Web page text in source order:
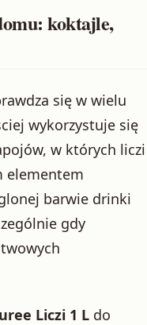
koktajle,
się w wielu
wykorzystuje się
w których liczi
elementem
barwie drinki
gdy
Liczi 1 L do